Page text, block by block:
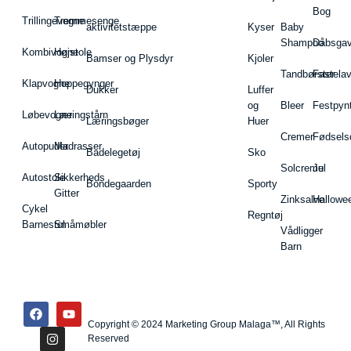
Trillingevogne
Kombivogne
Klapvogne
Løbevogne
Autopuder
Autostole
Cykel
Barnestol
Tremmesenge
Højstole
Hoppegynger
Læringstårn
Madrasser
Sikkerheds
Gitter
Småmøbler
aktivitetstæppe
Bamser og Plysdyr
Dukker
Læringsbøger
Badelegetøj
Bondegaarden
Kyser
Kjoler
Luffer
og
Huer
Sko
Sporty
Regntøj
Baby
Shampoo
Tandbørster
Bleer
Cremer
Solcreme
Zinksalve
Vådligger
Barn
Bog
Jul
Copyright © 2024 Marketing Group Malaga™, All Rights
Reserved